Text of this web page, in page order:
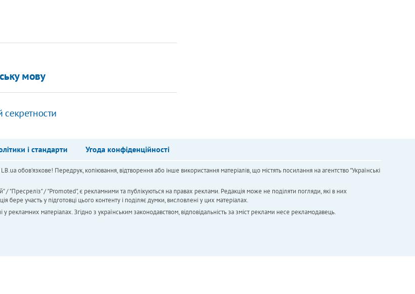
мову
і стандарти Угода конфіденційності
обов'язкове! Передрук, копіювання, відтворення або інше використання матеріалів, що містять посилання на агентство "Українськi
/ "Пресреліз" / "Promoted", є рекламними та публікуються на правах реклами. Редакція може не поділяти погляди, які в них
участь у підготовці цього контенту і поділяє думки, висловлені у цих матеріалах.
рекламних матеріалах. Згідно з українським законодавством, відповідальність за зміст реклами несе рекламодавець.